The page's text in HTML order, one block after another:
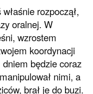
rozpoczął,
oralnej. W
wzrostem
koordynacji
będzie coraz
nimi, a
brał je do buzi.